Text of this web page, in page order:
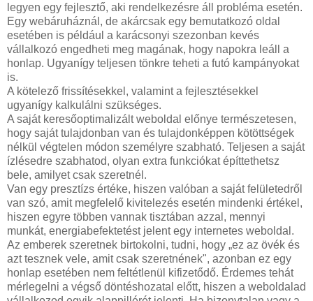
legyen egy fejlesztő, aki rendelkezésre áll probléma esetén.
Egy webáruháznál, de akárcsak egy bemutatkozó oldal
esetében is például a karácsonyi szezonban kevés
vállalkozó engedheti meg magának, hogy napokra leáll a
honlap. Ugyanígy teljesen tönkre teheti a futó kampányokat
is.
A kötelező frissítésekkel, valamint a fejlesztésekkel
ugyanígy kalkulálni szükséges.
A saját keresőoptimalizált weboldal előnye természetesen,
hogy saját tulajdonban van és tulajdonképpen kötöttségek
nélkül végtelen módon személyre szabható. Teljesen a saját
ízlésedre szabhatod, olyan extra funkciókat építtethetsz
bele, amilyet csak szeretnél.
Van egy presztízs értéke, hiszen valóban a saját felületedről
van szó, amit megfelelő kivitelezés esetén mindenki értékel,
hiszen egyre többen vannak tisztában azzal, mennyi
munkát, energiabefektetést jelent egy internetes weboldal.
Az emberek szeretnek birtokolni, tudni, hogy „ez az övék és
azt tesznek vele, amit csak szeretnének", azonban ez egy
honlap esetében nem feltétlenül kifizetődő. Érdemes tehát
mérlegelni a végső döntéshozatal előtt, hiszen a weboldalad